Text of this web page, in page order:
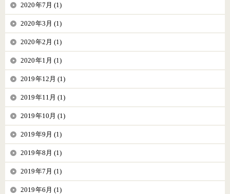
2020年7月 (1)
2020年3月 (1)
2020年2月 (1)
2020年1月 (1)
2019年12月 (1)
2019年11月 (1)
2019年10月 (1)
2019年9月 (1)
2019年8月 (1)
2019年7月 (1)
2019年6月 (1)